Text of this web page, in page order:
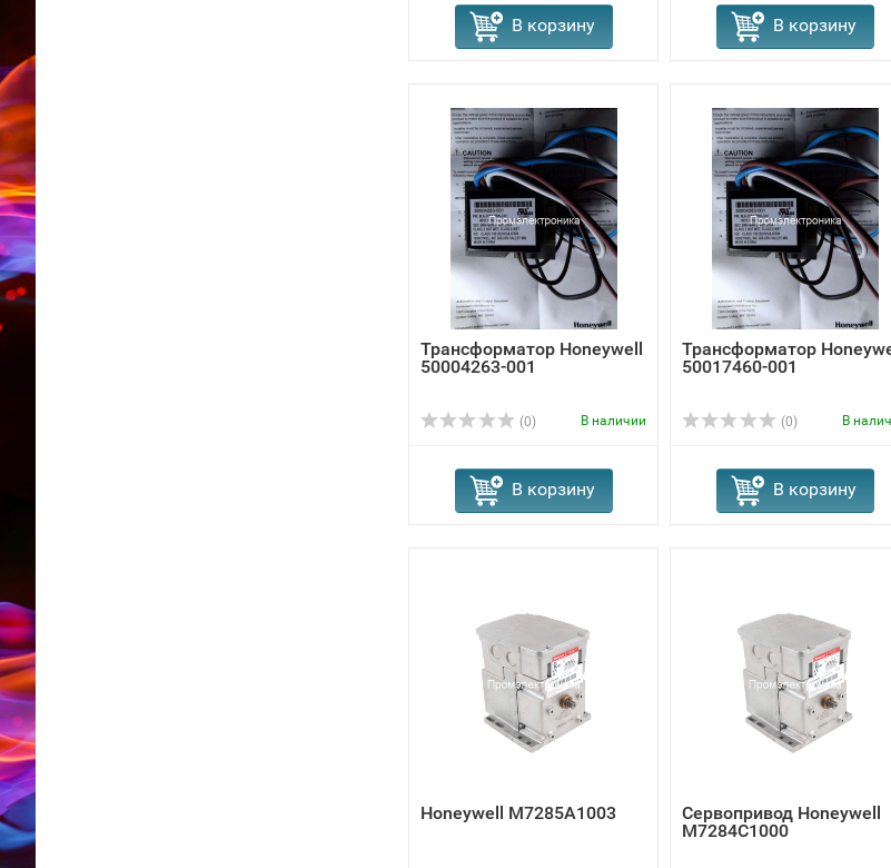
В корзину В корзину
Трансформатор Honeywell
50004263-001
(0) В наличии
В корзину
Трансформатор
50017460-001
(0) В
В корзину
Honeywell M7285A1003
Сервопривод Honeywell
M7284C1000